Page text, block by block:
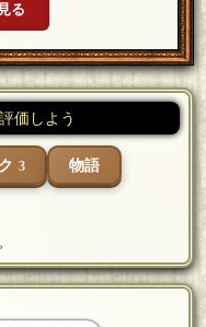
る
価しよう
3 物語